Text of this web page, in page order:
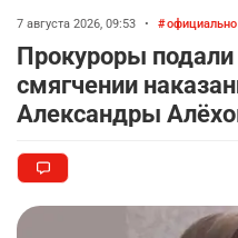
7 августа 2026, 09:53 • официально
Прокуроры подали
смягчении
Александры